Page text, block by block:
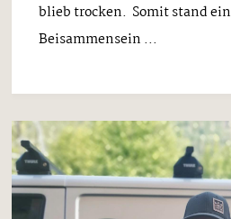
blieb trocken. Somit stand
Beisammensein ...